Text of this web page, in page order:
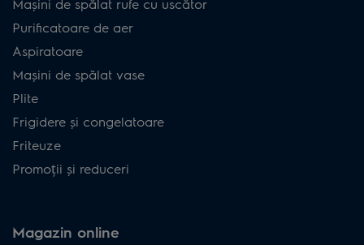
Mașini de spălat rufe cu uscător
Purificatoare de aer
Aspiratoare
Mașini de spălat vase
Plite
Frigidere și congelatoare
Friteuze
Promoții și reduceri
Magazin online